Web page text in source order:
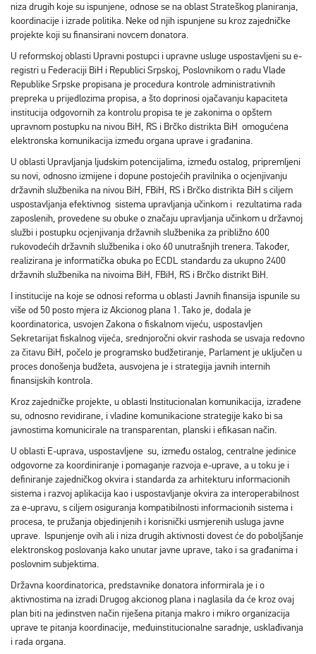
niza drugih koje su ispunjene, odnose se na oblast Strateškog planiranja,
koordinacije i izrade politika. Neke od njih ispunjene su kroz zajedničke
projekte koji su finansirani novcem donatora.
U reformskoj oblasti Upravni postupci i upravne usluge uspostavljeni su e-
registri u Federaciji BiH i Republici Srpskoj, Poslovnikom o radu Vlade
Republike Srpske propisana je procedura kontrole administrativnih
prepreka u prijedlozima propisa, a što doprinosi ojačavanju kapaciteta
institucija odgovornih za kontrolu propisa te je zakonima o opštem
upravnom postupku na nivou BiH, RS i Brčko distrikta BiH omogućena
elektronska komunikacija između organa uprave i građanina.
U oblasti Upravljanja ljudskim potencijalima, između ostalog, pripremljeni
su novi, odnosno izmijene i dopune postojećih pravilnika o ocjenjivanju
državnih službenika na nivou BiH, FBiH, RS i Brčko distrikta BiH s ciljem
uspostavljanja efektivnog sistema upravljanja učinkom i rezultatima rada
zaposlenih, provedene su obuke o značaju upravljanja učinkom u državnoj
službi i postupku ocjenjivanja državnih službenika za približno 600
rukovodećih državnih službenika i oko 60 unutrašnjih trenera. Također,
realizirana je informatička obuka po ECDL standardu za ukupno 2400
državnih službenika na nivoima BiH, FBiH, RS i Brčko distrikt BiH.
I institucije na koje se odnosi reforma u oblasti Javnih finansija ispunile su
više od 50 posto mjera iz Akcionog plana 1. Tako je, dodala je
koordinatorica, usvojen Zakona o fiskalnom vijeću, uspostavljen
Sekretarijat fiskalnog vijeća, srednjoročni okvir rashoda se usvaja redovno
za čitavu BiH, počelo je programsko budžetiranje, Parlament je uključen u
proces donošenja budžeta, ausvojena je i strategija javnih internih
finansijskih kontrola.
Kroz zajedničke projekte, u oblasti Institucionalan komunikacija, izrađene
su, odnosno revidirane, i vladine komunikacione strategije kako bi sa
javnostima komunicirale na transparentan, planski i efikasan način.
U oblasti E-uprava, uspostavljene su, između ostalog, centralne jedinice
odgovorne za koordiniranje i pomaganje razvoja e-uprave, a u toku je i
definiranje zajedničkog okvira i standarda za arhitekturu informacionih
sistema i razvoj aplikacija kao i uspostavljanje okvira za interoperabilnost
za e-upravu, s ciljem osiguranja kompatibilnosti informacionih sistema i
procesa, te pružanja objedinjenih i korisnički usmjerenih usluga javne
uprave. Ispunjenje ovih ali i niza drugih aktivnosti dovest će do poboljšanje
elektronskog poslovanja kako unutar javne uprave, tako i sa građanima i
poslovnim subjektima.
Državna koordinatorica, predstavnike donatora informirala je i o
aktivnostima na izradi Drugog akcionog plana i naglasila da će kroz ovaj
plan biti na jedinstven način riješena pitanja makro i mikro organizacija
uprave te pitanja koordinacije, međuinstitucionalne saradnje, usklađivanja
i rada organa.